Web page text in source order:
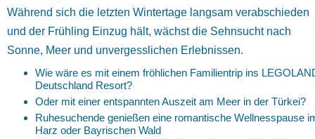
Während sich die letzten Wintertage langsam verabschieden
und der Frühling Einzug hält, wächst die Sehnsucht nach
Sonne, Meer und unvergesslichen Erlebnissen.
Wie wäre es mit einem fröhlichen Familientrip ins
Deutschland Resort?
Oder mit einer entspannten Auszeit am Meer in der Türkei?
Ruhesuchende genießen eine romantische Wellnesspause
Harz oder Bayrischen Wald